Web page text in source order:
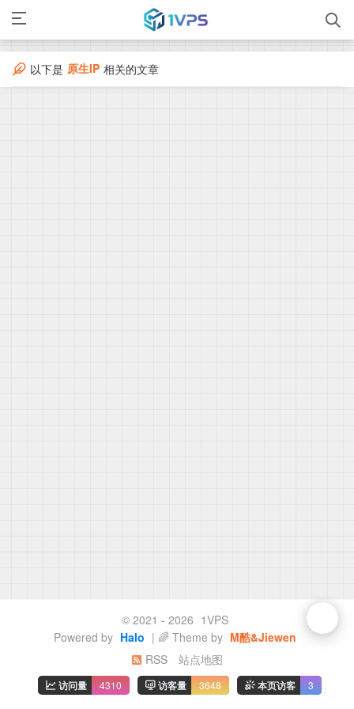
以下是 原生IP 相关的文章
© 2021 - 2026 1VPS
Powered by Halo | 🌈 Theme by M酷&Jiewen
RSS
站点地图
访问量 4310 访客量 3648 本页访客 3